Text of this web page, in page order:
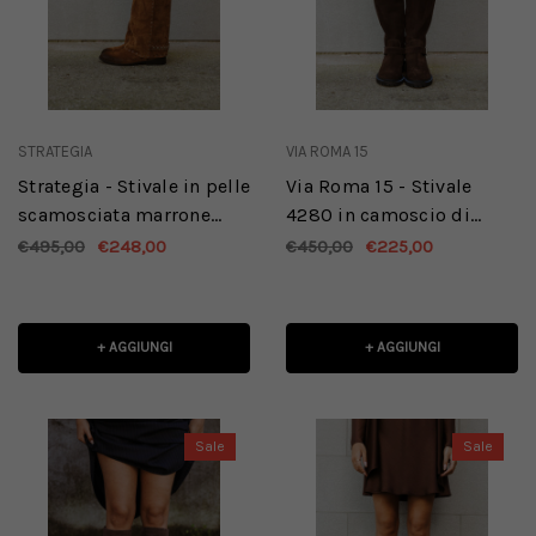
STRATEGIA
Strategia - Stivale in pelle
scamosciata marrone
tequila con borchie
€495,00 €248,00
+ AGGIUNGI
VIA ROMA 15
Via Roma 15 - Stivale
4280 in camoscio di
colore testa di moro
€450,00 €225,00
+ AGGIUNGI
Sale Sale